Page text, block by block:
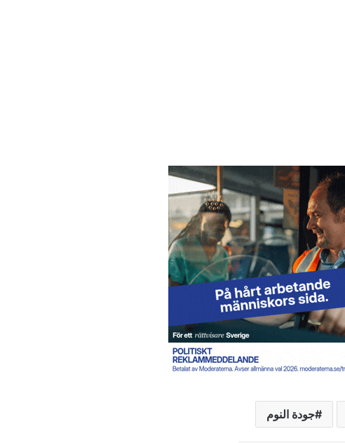
جودة النوم
وداعاً للمسكنات: الموسيقى لتخفيف آلام
الظهر المزمنة
لا تتجاهل ألم المفاصل في العشرينات
والثلاثينات.. قد ينذرك بمرض خطير
7 نصائح ضرورية للسفر خلال فترة الحمل